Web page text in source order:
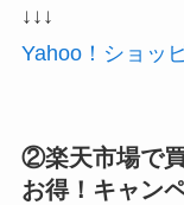
↓↓↓
Yahoo！ショッ
②楽天市場で
お得！キャン